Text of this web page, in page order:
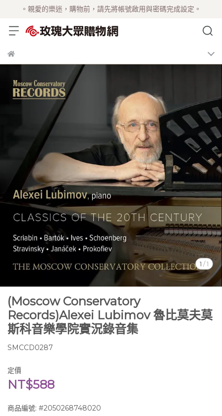
。親愛的樂迷，購物前，請先將帳號啟用與密碼完成設定。
1 /1
(Moscow Conservatory
Records)Alexei Lubimov 魯比莫夫莫
斯科音樂學院實況錄音集
SMCCD0287
定價
NT$588
商品編號: #2050268748020